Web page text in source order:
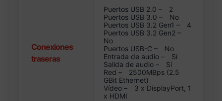
Conexiones
traseras
Puertos USB 2.0 –
2
Puertos USB 3.0 –
No
Puertos USB 3.2 Gen1 –
4
Puertos USB 3.2 Gen2 –
No
Puertos USB-C –
No
Entrada de audio –
Sí
Salida de audio –
Sí
Red –
2500MBps (2.5
GBit Ethernet)
Vídeo –
3 x DisplayPort, 1
x HDMI